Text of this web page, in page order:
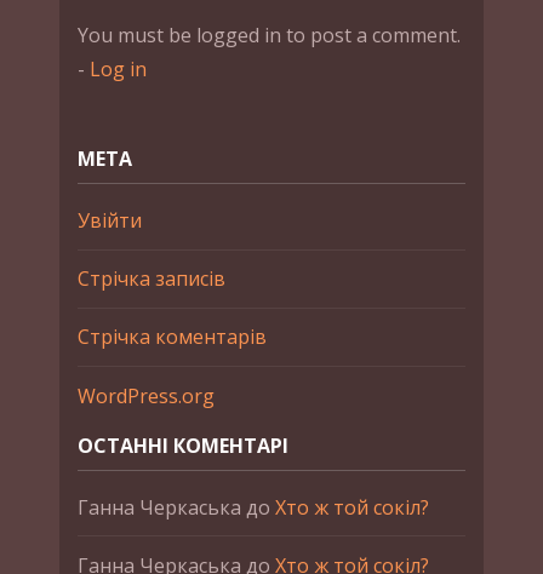
You must be logged in to post a comment.
- Log in
МЕТА
Увійти
Стрічка записів
Стрічка коментарів
WordPress.org
ОСТАННІ КОМЕНТАРІ
Ганна Черкаська до Хто ж той сокіл?
Ганна Черкаська до Хто ж той сокіл?